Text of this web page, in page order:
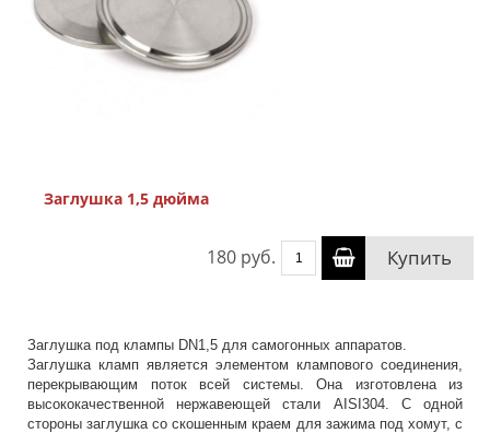
Заглушка 1,5 дюйма
180 руб. Купить
Заглушка под клампы DN1,5 для самогонных аппаратов.
Заглушка кламп является элементом клампового соединения,
перекрывающим поток всей системы. Она изготовлена из
высококачественной нержавеющей стали AISI304. С одной
стороны заглушка со скошенным краем для зажима под хомут, с